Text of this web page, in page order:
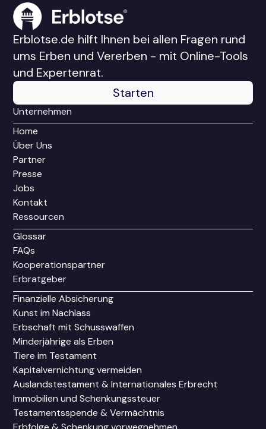
Erblotse.de hilft Ihnen bei allen Fragen rund
ums Erben und Vererben - mit Online-Tools
und Expertenrat.
Starten
Unternehmen
Home
Über Uns
Partner
Presse
Jobs
Kontakt
Ressourcen
Glossar
FAQs
Kooperationspartner
Erbratgeber
Finanzielle Absicherung
Kunst im Nachlass
Erbschaft mit Schusswaffen
Minderjährige als Erben
Tiere im Testament
Kapitalvernichtung vermeiden
Auslandstestament & Internationales Erbrecht
Immobilien und Schenkungssteuer
Testamentsspende & Vermächtnis